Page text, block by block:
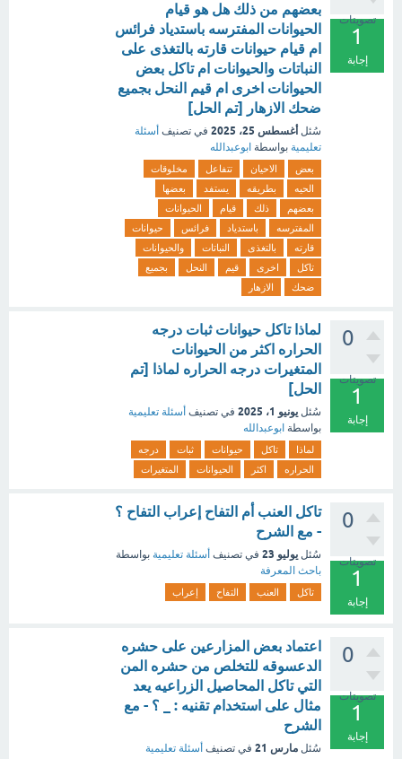
تصويتات
1
إجابة
بعضهم من ذلك هل هو قيام
الحيوانات المفترسه باستدياد فرائس
ام قيام حيوانات قارته بالتغذى على
النباتات والحيوانات ام تاكل بعض
الحيوانات اخرى ام قيم النحل بجميع
ضحك الازهار [تم الحل]
سُئل أغسطس 25، 2025 في تصنيف أسئلة
تعليمية بواسطة ابوعبدالله
بعض الاحيان تتفاعل
مخلوقات
الحيه
بطريقه يستفد
بعضها
بعضهم
ذلك قيام
الحيوانات
المفترسه
باستدياد فرائس
حيوانات
قارته
بالتغذى النباتات
والحيوانات
تاكل
اخرى قيم النحل
بجميع
ضحك
الازهار
0
تصويتات
1
إجابة
لماذا تاكل حيوانات ثبات درجه
الحراره اكثر من الحيوانات
المتغيرات درجه الحراره لماذا [تم
الحل]
سُئل يونيو 1، 2025 في تصنيف أسئلة تعليمية
بواسطة ابوعبدالله
لماذا تاكل حيوانات ثبات
درجه
الحراره
اكثر الحيوانات المتغيرات
0
تصويتات
1
إجابة
تاكل العنب أم التفاح إعراب التفاح ؟
- مع الشرح
سُئل يوليو 23 في تصنيف أسئلة تعليمية بواسطة
باحث المعرفة
تاكل العنب التفاح إعراب
0
تصويتات
1
إجابة
اعتماد بعض المزارعين على حشره
الدعسوقه للتخلص من حشره المن
التي تاكل المحاصيل الزراعيه يعد
مثال على استخدام تقنيه : _ ؟ - مع
الشرح
سُئل مارس 21 في تصنيف أسئلة تعليمية